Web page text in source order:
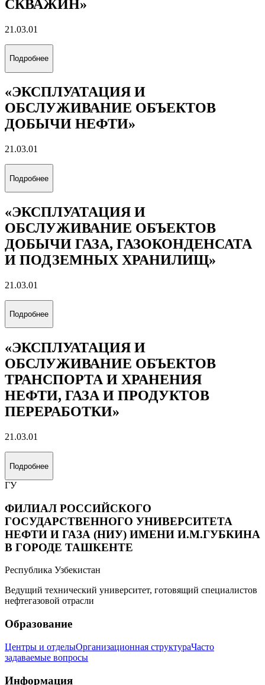
СКВАЖИН»
21.03.01
Подробнее
«ЭКСПЛУАТАЦИЯ И
ОБСЛУЖИВАНИЕ ОБЪЕКТОВ
ДОБЫЧИ НЕФТИ»
21.03.01
Подробнее
«ЭКСПЛУАТАЦИЯ И
ОБСЛУЖИВАНИЕ ОБЪЕКТОВ
ДОБЫЧИ ГАЗА, ГАЗОКОНДЕНСАТА
И ПОДЗЕМНЫХ ХРАНИЛИЩ»
21.03.01
Подробнее
«ЭКСПЛУАТАЦИЯ И
ОБСЛУЖИВАНИЕ ОБЪЕКТОВ
ТРАНСПОРТА И ХРАНЕНИЯ
НЕФТИ, ГАЗА И ПРОДУКТОВ
ПЕРЕРАБОТКИ»
21.03.01
Подробнее
ГУ
ФИЛИАЛ РОССИЙСКОГО
ГОСУДАРСТВЕННОГО УНИВЕРСИТЕТА
НЕФТИ И ГАЗА (НИУ) ИМЕНИ И.М.ГУБКИНА
В ГОРОДЕ ТАШКЕНТЕ
Республика Узбекистан
Ведущий технический университет, готовящий специалистов
нефтегазовой отрасли
Образование
Центры и отделыОрганизационная структураЧасто
задаваемые вопросы
Информация